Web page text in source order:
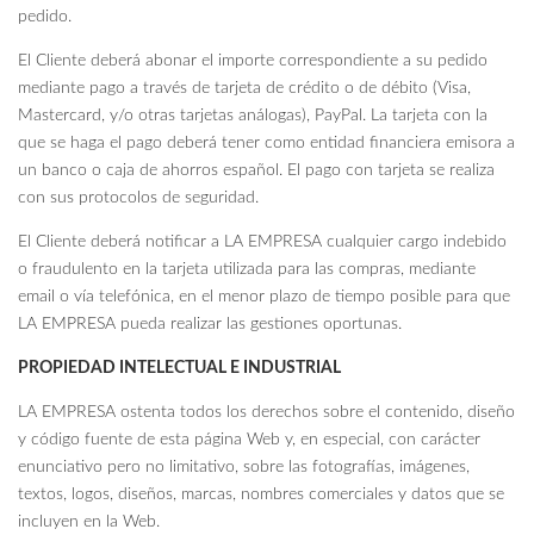
pedido.
El Cliente deberá abonar el importe correspondiente a su pedido
mediante pago a través de tarjeta de crédito o de débito (Visa,
Mastercard, y/o otras tarjetas análogas), PayPal. La tarjeta con la
que se haga el pago deberá tener como entidad financiera emisora a
un banco o caja de ahorros español. El pago con tarjeta se realiza
con sus protocolos de seguridad.
El Cliente deberá notificar a LA EMPRESA cualquier cargo indebido
o fraudulento en la tarjeta utilizada para las compras, mediante
email o vía telefónica, en el menor plazo de tiempo posible para que
LA EMPRESA pueda realizar las gestiones oportunas.
PROPIEDAD INTELECTUAL E INDUSTRIAL
LA EMPRESA ostenta todos los derechos sobre el contenido, diseño
y código fuente de esta página Web y, en especial, con carácter
enunciativo pero no limitativo, sobre las fotografías, imágenes,
textos, logos, diseños, marcas, nombres comerciales y datos que se
incluyen en la Web.